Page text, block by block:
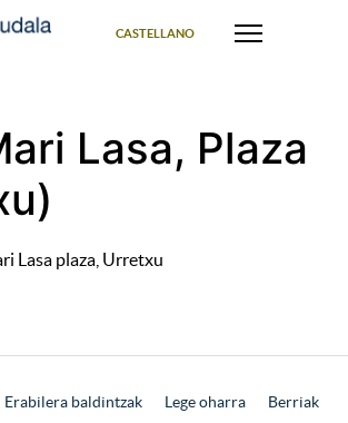
CASTELLANO
Lasa, Plaza
Lasa plaza, Urretxu
Erabilera baldintzak Lege oharra
Berriak